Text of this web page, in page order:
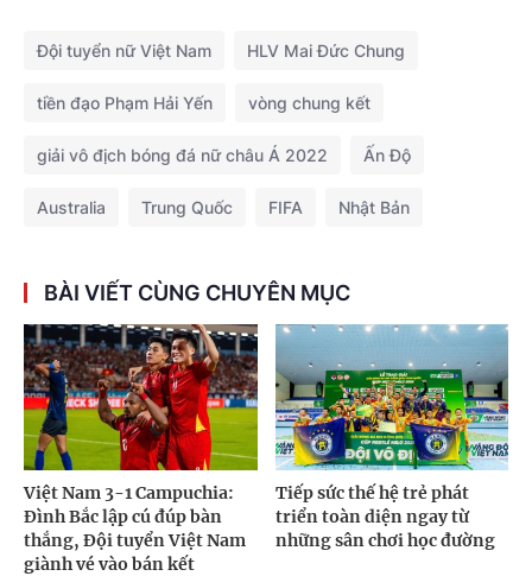
Đội tuyển nữ Việt Nam HLV Mai Đức Chung
tiền đạo Phạm Hải Yến vòng chung kết
giải vô địch bóng đá nữ châu Á 2022 Ấn Độ
Australia Trung Quốc FIFA Nhật Bản
BÀI VIẾT CÙNG CHUYÊN MỤC
Việt Nam 3-1 Campuchia:
Đình Bắc lập cú đúp bàn
thắng, Đội tuyển Việt Nam
giành vé vào bán kết
Tiếp sức thế hệ trẻ phát
triển toàn diện ngay từ
những sân chơi học đường